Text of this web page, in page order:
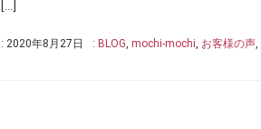
[…]
: 2020年8月27日 : BLOG, mochi-mochi, お客様の声,